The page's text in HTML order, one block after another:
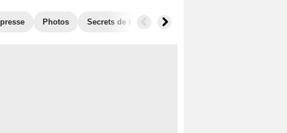
Photos Secrets de tournage